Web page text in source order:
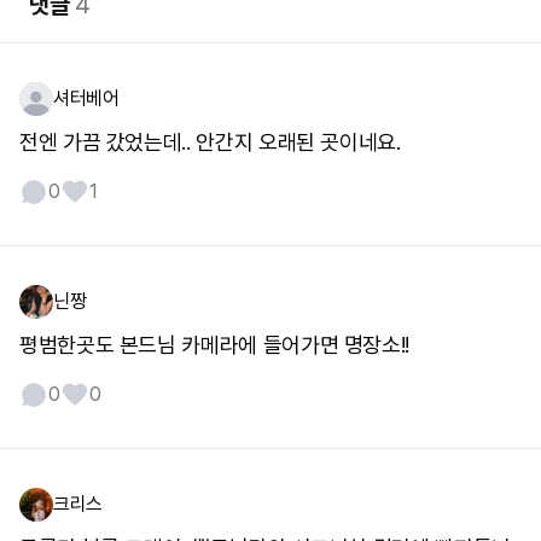
셔터베어
전엔 가끔 갔었는데.. 안간지 오래된 곳이네요.
0 1
닌짱
평범한곳도 본드님 카메라에 들어가면 명장소!!
0 0
크리스